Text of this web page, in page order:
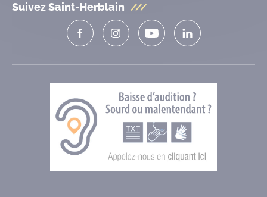
Suivez Saint-Herblain